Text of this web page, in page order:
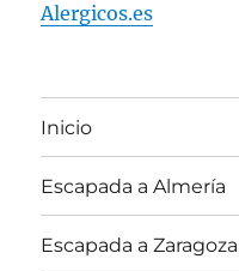
Alergicos.es
Inicio
Escapada a Almería
Escapada a Zaragoza